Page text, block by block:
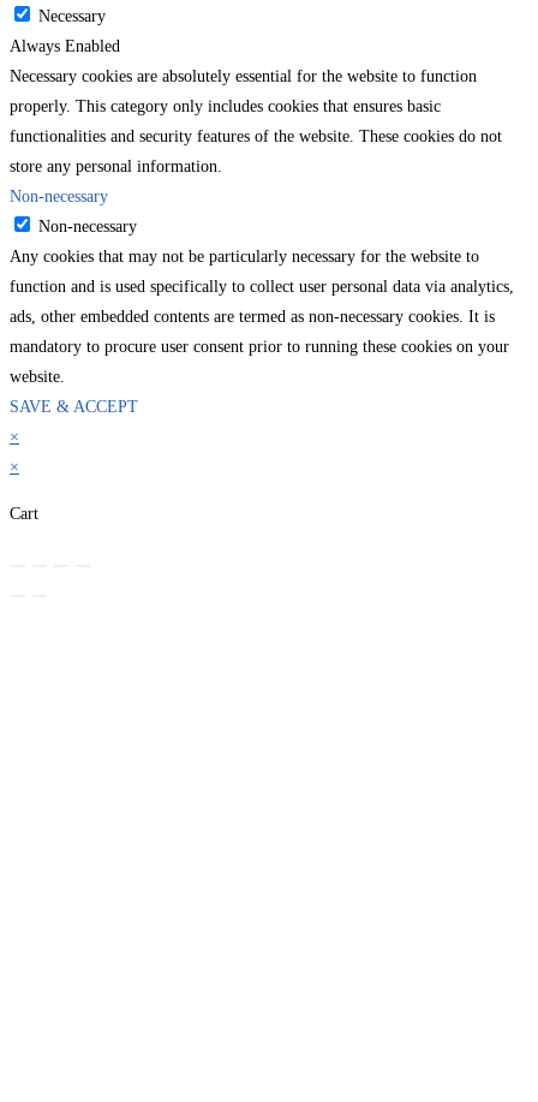
Necessary
Always Enabled
Necessary cookies are absolutely essential for the website to function
properly. This category only includes cookies that ensures basic
functionalities and security features of the website. These cookies do not
store any personal information.
Non-necessary
Non-necessary
Any cookies that may not be particularly necessary for the website to
function and is used specifically to collect user personal data via analytics,
ads, other embedded contents are termed as non-necessary cookies. It is
mandatory to procure user consent prior to running these cookies on your
website.
SAVE & ACCEPT
×
×
Cart